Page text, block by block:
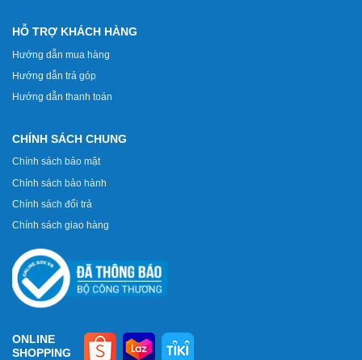
HỖ TRỢ KHÁCH HÀNG
Hướng dẫn mua hàng
Hướng dẫn trả góp
Hướng dẫn thanh toán
CHÍNH SÁCH CHUNG
Chính sách bảo mật
Chính sách bảo hành
Chính sách đổi trả
Chính sách giao hàng
ONLINE
SHOPPING